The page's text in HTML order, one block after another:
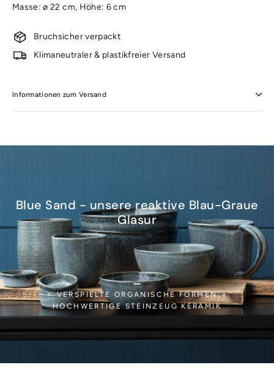
Masse: ø 22 cm, Höhe: 6 cm
Bruchsicher verpackt
Klimaneutraler & plastikfreier Versand
Informationen zum Versand
Blue Sand - unsere reaktive Blau-Graue
Glasur
_
⚬ VERSPIELTE ORGANISCHE FORMEN ⚬
HOCHWERTIGE STEINZEUG KERAMIK